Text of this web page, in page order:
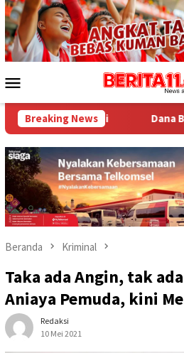
Loncat
ke
konten
Mobile
Breaking NewsDana BTT NTB Rp484
Beranda Kriminal
Taka ada Angin, tak
Aniaya Pemuda, kini
Redaksi
10 Mei 2021